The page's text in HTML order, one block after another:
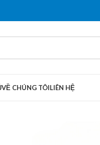
VỀ CHÚNG TÔILIÊN HỆ